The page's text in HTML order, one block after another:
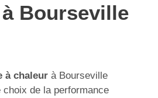
Bourseville
à chaleur à Bourseville
choix de la performance